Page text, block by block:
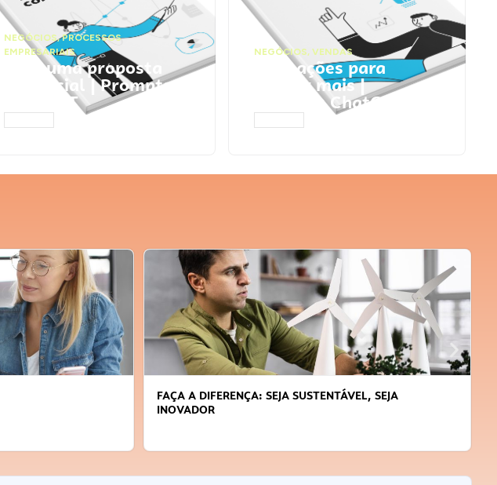
NEGÓCIOS,PROCESSOS
EMPRESARIAIS
Faça uma proposta
comercial | Prompts
ChatGPT
NEGÓCIOS, VENDAS
Faça ações para
vender mais |
Prompts ChatGPT
FAÇA A DIFERENÇA: SEJA SUSTENTÁVEL, SEJA
INOVADOR